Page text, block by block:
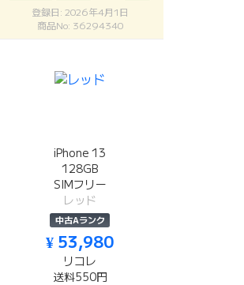
登録日: 2026年4月1日
商品No: 36294340
iPhone 13
128GB
SIMフリー
レッド
中古Aランク
¥ 53,980
リコレ
送料550円